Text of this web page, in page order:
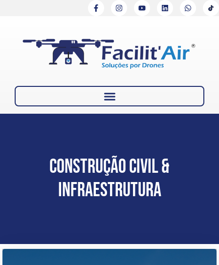
Construção Civil &
Infraestrutura